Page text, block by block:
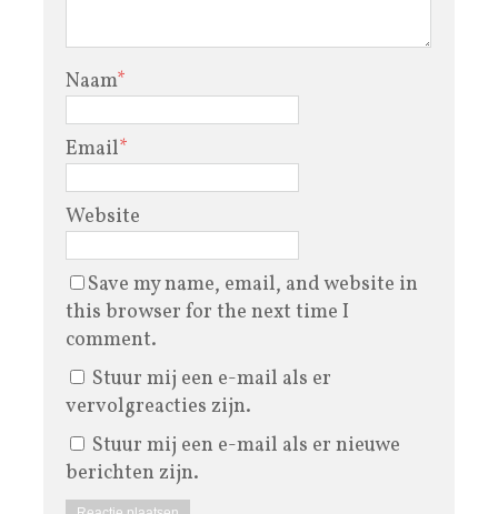
Naam*
Email*
Website
Save my name, email, and website in
this browser for the next time I
comment.
Stuur mij een e-mail als er
vervolgreacties zijn.
Stuur mij een e-mail als er nieuwe
berichten zijn.